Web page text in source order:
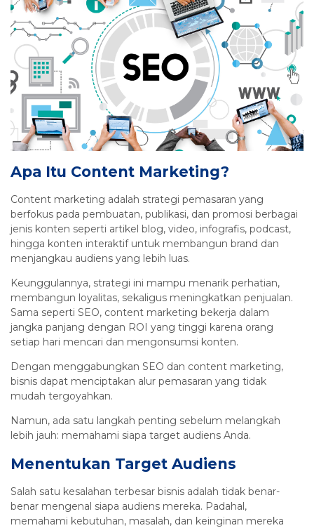
Apa Itu Content Marketing?
Content marketing adalah strategi pemasaran yang
berfokus pada pembuatan, publikasi, dan promosi berbagai
jenis konten seperti artikel blog, video, infografis, podcast,
hingga konten interaktif untuk membangun brand dan
menjangkau audiens yang lebih luas.
Keunggulannya, strategi ini mampu menarik perhatian,
membangun loyalitas, sekaligus meningkatkan penjualan.
Sama seperti SEO, content marketing bekerja dalam
jangka panjang dengan ROI yang tinggi karena orang
setiap hari mencari dan mengonsumsi konten.
Dengan menggabungkan SEO dan content marketing,
bisnis dapat menciptakan alur pemasaran yang tidak
mudah tergoyahkan.
Namun, ada satu langkah penting sebelum melangkah
lebih jauh: memahami siapa target audiens Anda.
Menentukan Target Audiens
Salah satu kesalahan terbesar bisnis adalah tidak benar-
benar mengenal siapa audiens mereka. Padahal,
memahami kebutuhan, masalah, dan keinginan mereka